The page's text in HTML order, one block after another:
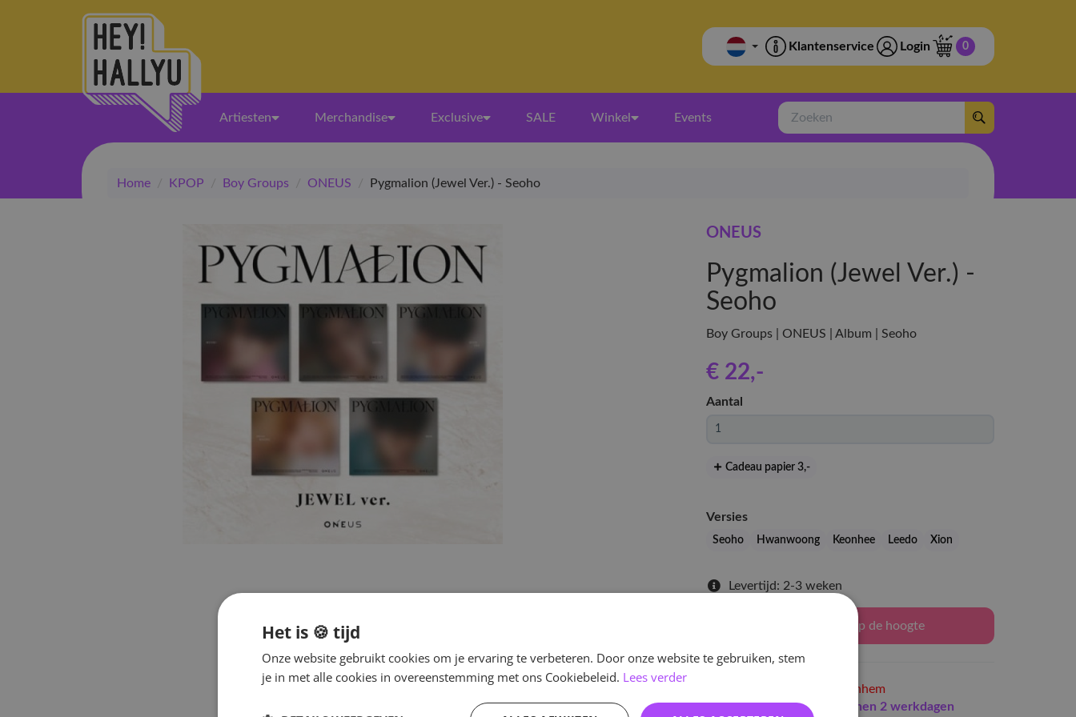
Klantenservice Login 0
Artiesten Merchandise Exclusive SALE Winkel Events
Zoeken
Home / KPOP / Boy Groups / ONEUS / Pygmalion (Jewel Ver.) - Seoho
ONEUS
Pygmalion (Jewel Ver.) -
Seoho
Boy Groups | ONEUS | Album | Seoho
€ 22,-
Aantal
Cadeau papier 3,-
Versies
Seoho Hwanwoong Keonhee Leedo Xion
Levertijd: 2-3 weken
Houd mij op de hoogte
in Arnhem
Indien op voorraad
binnen 2 werkdagen
Het is 🍪 tijd
Onze website gebruikt cookies om je ervaring te verbeteren. Door onze website te gebruiken, stem
je in met alle cookies in overeenstemming met ons Cookiebeleid. Lees verder